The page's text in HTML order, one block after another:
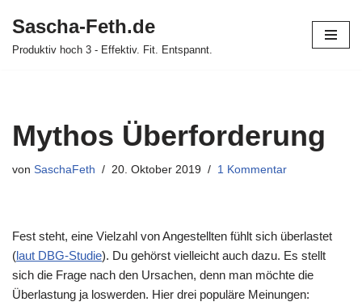
Zum
Sascha-Feth.de
Produktiv hoch 3 - Effektiv. Fit. Entspannt.
Mythos Überforderung
von SaschaFeth 20. Oktober 2019 1 Kommentar
Fest steht, eine Vielzahl von Angestellten fühlt sich überlastet
(laut DBG-Studie). Du gehörst vielleicht auch dazu. Es stellt
sich die Frage nach den Ursachen, denn man möchte die
Überlastung ja loswerden. Hier drei populäre Meinungen: